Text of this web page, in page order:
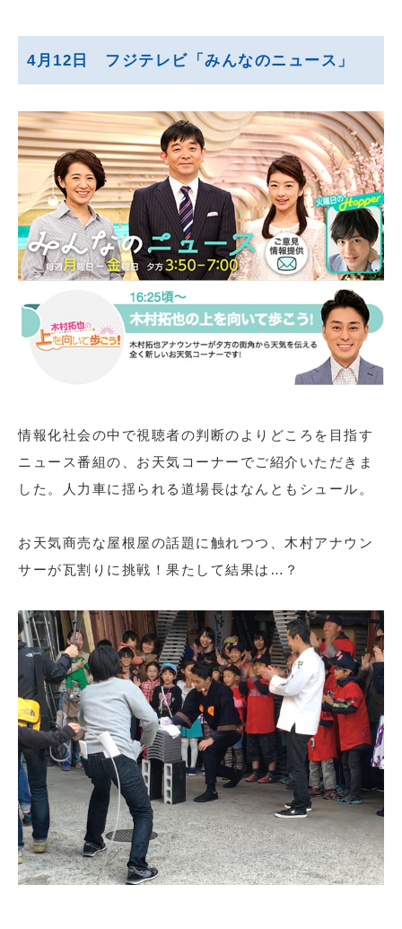
4月12日 フジテレビ「みんなのニュース」
情報化社会の中で視聴者の判断のよりどころを目指す
ニュース番組の、お天気コーナーでご紹介いただきま
した。人力車に揺られる道場長はなんともシュール。
お天気商売な屋根屋の話題に触れつつ、木村アナウン
サーが瓦割りに挑戦！果たして結果は…？